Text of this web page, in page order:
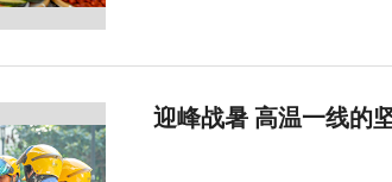
迎峰战暑 高温一线的